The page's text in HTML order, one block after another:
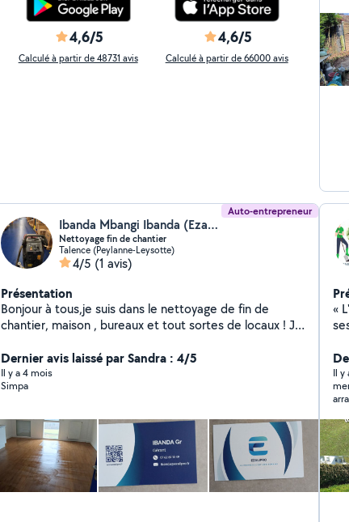
4,6/5
Calculé à partir de 48731 avis
4,6/5
Calculé à partir de 66000 avis
Auto-entrepreneur
Ibanda Mbangi Ibanda (EzaliPro)
Nettoyage fin de chantier
Talence (Peylanne-Leysotte)
4/5 (1 avis)
Présentation
Bonjour à tous,je suis dans le nettoyage de fin de
chantier, maison , bureaux et tout sortes de locaux ! Je
!Dernier avis laissé par Sandra : 4/5
Il y a 4 mois
Simpa
«
site Allô
Il y